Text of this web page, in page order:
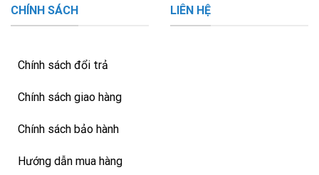
CHÍNH SÁCH
Chính sách đổi trả
Chính sách giao hàng
Chính sách bảo hành
Hướng dẫn mua hàng
LIÊN HỆ